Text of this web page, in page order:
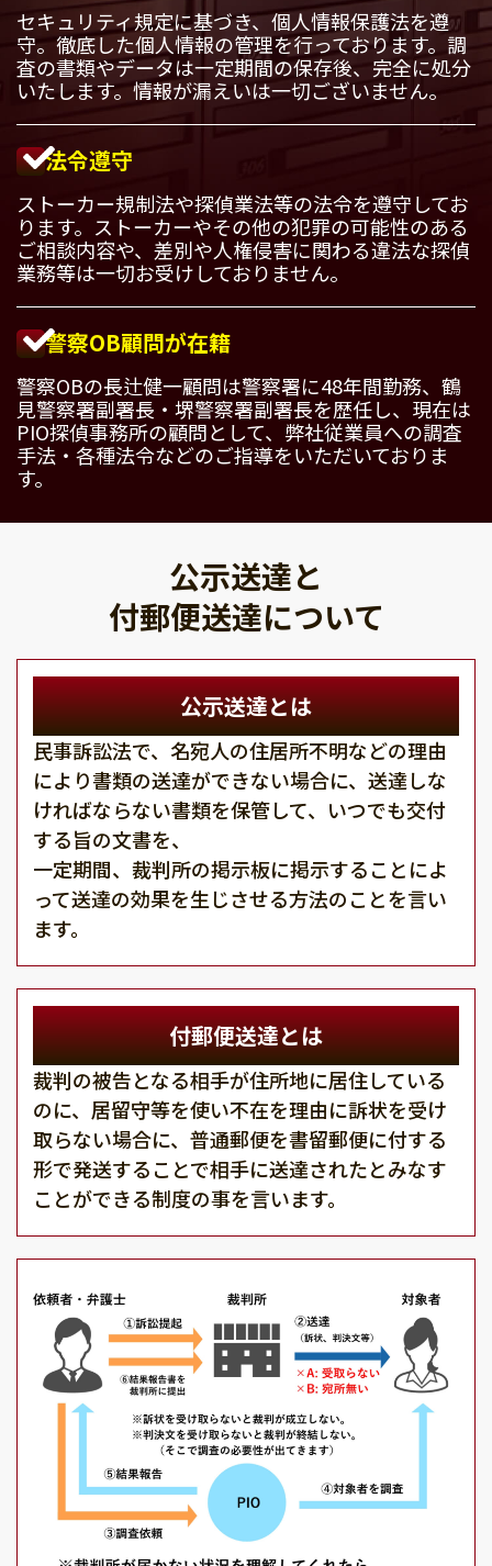
セキュリティ規定に基づき、個人情報保護法を遵
守。徹底した個人情報の管理を行っております。調
査の書類やデータは一定期間の保存後、完全に処分
いたします。情報が漏えいは一切ございません。
法令遵守
ストーカー規制法や探偵業法等の法令を遵守してお
ります。ストーカーやその他の犯罪の可能性のある
ご相談内容や、差別や人権侵害に関わる違法な探偵
業務等は一切お受けしておりません。
警察OB顧問が在籍
警察OBの長辻健一顧問は警察署に48年間勤務、鶴
見警察署副署長・堺警察署副署長を歴任し、現在は
PIO探偵事務所の顧問として、弊社従業員への調査
手法・各種法令などのご指導をいただいておりま
す。
公示送達と
付郵便送達について
公示送達とは
民事訴訟法で、名宛人の住居所不明などの理由
により書類の送達ができない場合に、送達しな
ければならない書類を保管して、いつでも交付
する旨の文書を、
一定期間、裁判所の掲示板に掲示することによ
って送達の効果を生じさせる方法のことを言い
ます。
付郵便送達とは
裁判の被告となる相手が住所地に居住している
のに、居留守等を使い不在を理由に訴状を受け
取らない場合に、普通郵便を書留郵便に付する
形で発送することで相手に送達されたとみなす
ことができる制度の事を言います。